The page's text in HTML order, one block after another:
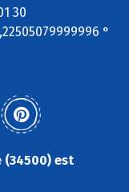
30
°
(34500) est